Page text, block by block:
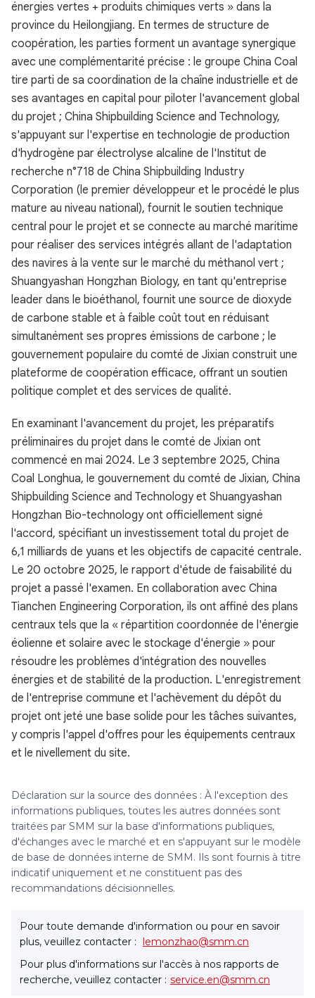
énergies vertes + produits chimiques verts » dans la
province du Heilongjiang. En termes de structure de
coopération, les parties forment un avantage synergique
avec une complémentarité précise : le groupe China Coal
tire parti de sa coordination de la chaîne industrielle et de
ses avantages en capital pour piloter l'avancement global
du projet ; China Shipbuilding Science and Technology,
s'appuyant sur l'expertise en technologie de production
d'hydrogène par électrolyse alcaline de l'Institut de
recherche n°718 de China Shipbuilding Industry
Corporation (le premier développeur et le procédé le plus
mature au niveau national), fournit le soutien technique
central pour le projet et se connecte au marché maritime
pour réaliser des services intégrés allant de l'adaptation
des navires à la vente sur le marché du méthanol vert ;
Shuangyashan Hongzhan Biology, en tant qu'entreprise
leader dans le bioéthanol, fournit une source de dioxyde
de carbone stable et à faible coût tout en réduisant
simultanément ses propres émissions de carbone ; le
gouvernement populaire du comté de Jixian construit une
plateforme de coopération efficace, offrant un soutien
politique complet et des services de qualité.
En examinant l'avancement du projet, les préparatifs
préliminaires du projet dans le comté de Jixian ont
commencé en mai 2024. Le 3 septembre 2025, China
Coal Longhua, le gouvernement du comté de Jixian, China
Shipbuilding Science and Technology et Shuangyashan
Hongzhan Bio-technology ont officiellement signé
l'accord, spécifiant un investissement total du projet de
6,1 milliards de yuans et les objectifs de capacité centrale.
Le 20 octobre 2025, le rapport d'étude de faisabilité du
projet a passé l'examen. En collaboration avec China
Tianchen Engineering Corporation, ils ont affiné des plans
centraux tels que la « répartition coordonnée de l'énergie
éolienne et solaire avec le stockage d'énergie » pour
résoudre les problèmes d'intégration des nouvelles
énergies et de stabilité de la production. L'enregistrement
de l'entreprise commune et l'achèvement du dépôt du
projet ont jeté une base solide pour les tâches suivantes,
y compris l'appel d'offres pour les équipements centraux
et le nivellement du site.
Déclaration sur la source des données : À l'exception des
informations publiques, toutes les autres données sont
traitées par SMM sur la base d'informations publiques,
d'échanges avec le marché et en s'appuyant sur le modèle
de base de données interne de SMM. Ils sont fournis à titre
indicatif uniquement et ne constituent pas des
recommandations décisionnelles.
Pour toute demande d'information ou pour en savoir
plus, veuillez contacter : lemonzhao@smm.cn
Pour plus d'informations sur l'accès à nos rapports de
recherche, veuillez contacter : service.en@smm.cn